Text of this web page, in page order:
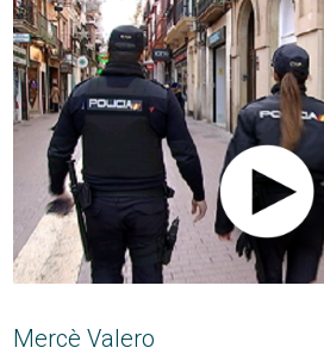
Mercè Valero